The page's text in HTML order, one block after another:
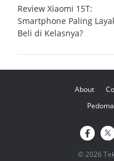
Review Xiaomi 15T:
Smartphone Paling
Beli di Kelasnya?
About
© 2026